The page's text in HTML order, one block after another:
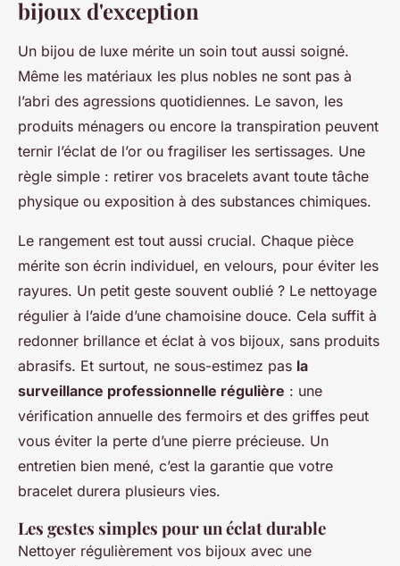
bijoux d'exception
Un bijou de luxe mérite un soin tout aussi soigné.
Même les matériaux les plus nobles ne sont pas à
l’abri des agressions quotidiennes. Le savon, les
produits ménagers ou encore la transpiration peuvent
ternir l’éclat de l’or ou fragiliser les sertissages. Une
règle simple : retirer vos bracelets avant toute tâche
physique ou exposition à des substances chimiques.
Le rangement est tout aussi crucial. Chaque pièce
mérite son écrin individuel, en velours, pour éviter les
rayures. Un petit geste souvent oublié ? Le nettoyage
régulier à l’aide d’une chamoisine douce. Cela suffit à
redonner brillance et éclat à vos bijoux, sans produits
abrasifs. Et surtout, ne sous-estimez pas la
surveillance professionnelle régulière : une
vérification annuelle des fermoirs et des griffes peut
vous éviter la perte d’une pierre précieuse. Un
entretien bien mené, c’est la garantie que votre
bracelet durera plusieurs vies.
Les gestes simples pour un éclat durable
Nettoyer régulièrement vos bijoux avec une